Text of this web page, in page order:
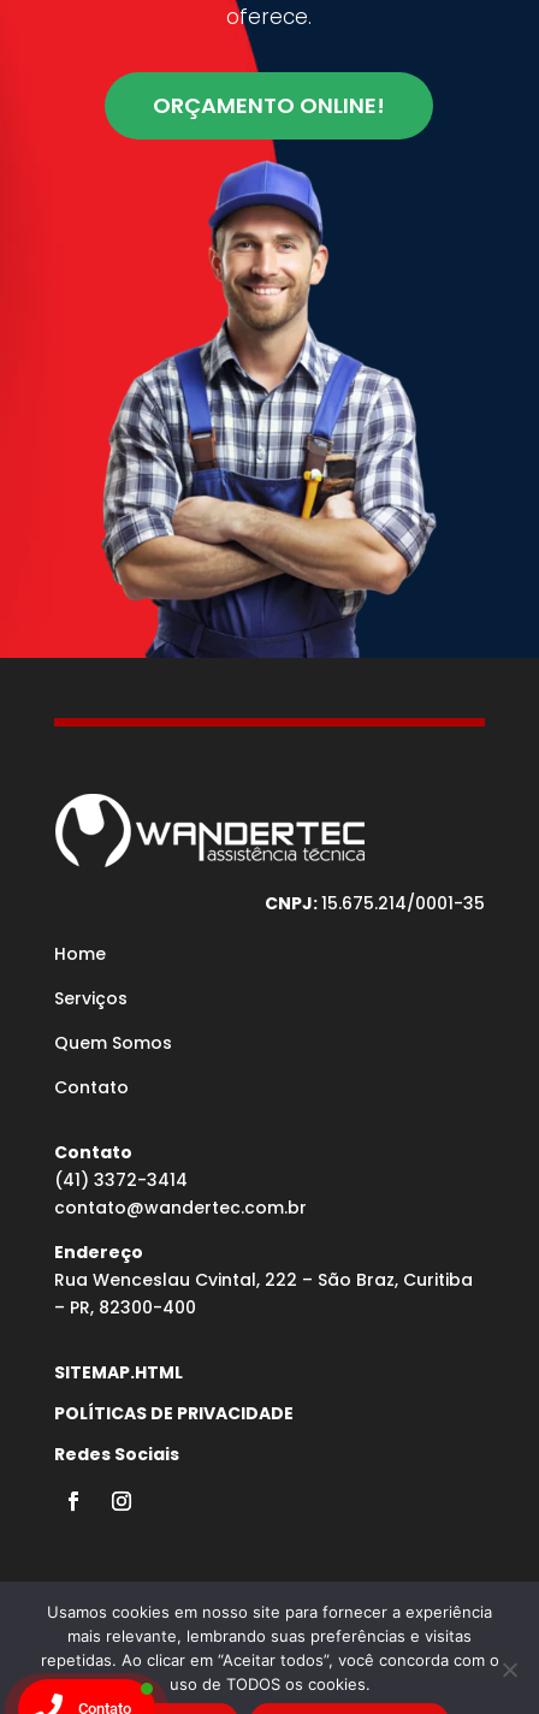
oferece.
ORÇAMENTO ONLINE!
CNPJ:15.675.214/0001-35
Home
Serviços
Quem Somos
Contato
Contato
(41) 3372-3414
contato@wandertec.com.br
Endereço
Rua Wenceslau Cvintal, 222 – São Braz, Curitiba
– PR, 82300-400
SITEMAP.HTML
POLÍTICAS DE PRIVACIDADE
Redes Sociais
Desenvolvido por Agência Microsenior | Websites e
Posicionamento Google
Usamos cookies em nosso site para fornecer a experiência
mais relevante, lembrando suas preferências e visitas
repetidas. Ao clicar em “Aceitar todos”, você concorda com o
uso de TODOS os cookies.
Contato